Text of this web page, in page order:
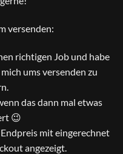
versenden:
richtigen Job und habe
ums versenden zu
das dann mal etwas
😉
mit eingerechnet
angezeigt.